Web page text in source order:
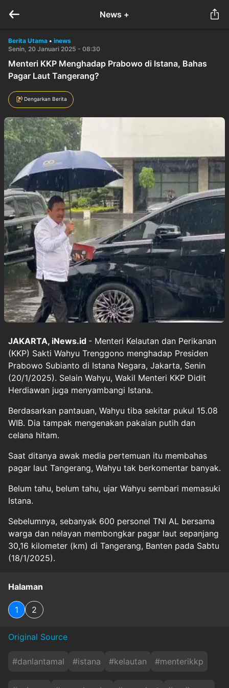
News +
Berita Utama • inews
Senin, 20 Januari 2025 - 08:30
Menteri KKP Menghadap Prabowo di Istana, Bahas
Pagar Laut Tangerang?
Dengarkan Berita
JAKARTA, iNews.id - Menteri Kelautan dan Perikanan
(KKP) Sakti Wahyu Trenggono menghadap Presiden
Prabowo Subianto di Istana Negara, Jakarta, Senin
(20/1/2025). Selain Wahyu, Wakil Menteri KKP Didit
Herdiawan juga menyambangi Istana.
Berdasarkan pantauan, Wahyu tiba sekitar pukul 15.08
WIB. Dia tampak mengenakan pakaian putih dan
celana hitam.
Saat ditanya awak media pertemuan itu membahas
pagar laut Tangerang, Wahyu tak berkomentar banyak.
Belum tahu, belum tahu, ujar Wahyu sembari memasuki
Istana.
Sebelumnya, sebanyak 600 personel TNI AL bersama
warga dan nelayan membongkar pagar laut sepanjang
30,16 kilometer (km) di Tangerang, Banten pada Sabtu
(18/1/2025).
Halaman
1 2
Original Source
#danlantamal #istana #kelautan #menterikkp